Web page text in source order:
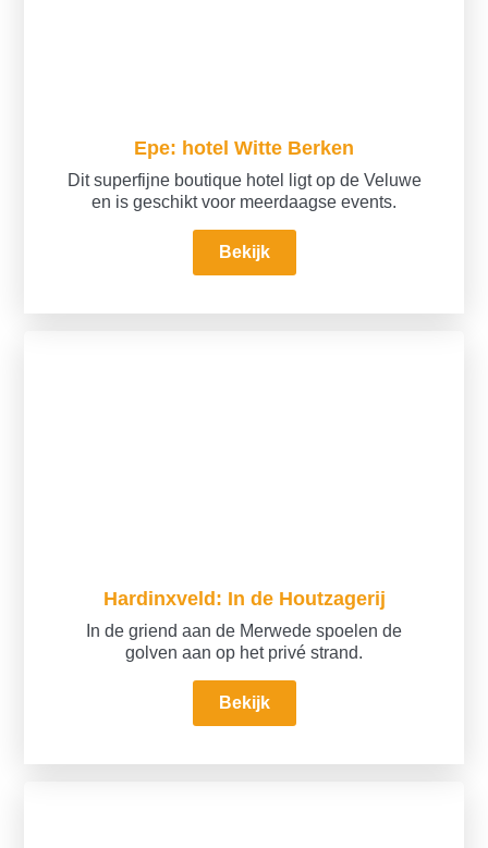
Epe: hotel Witte Berken
Dit superfijne boutique hotel ligt op de Veluwe
en is geschikt voor meerdaagse events.
Bekijk
Hardinxveld: In de Houtzagerij
In de griend aan de Merwede spoelen de
golven aan op het privé strand.
Bekijk